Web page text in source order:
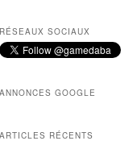
RÉSEAUX SOCIAUX
ANNONCES GOOGLE
ARTICLES RÉCENTS